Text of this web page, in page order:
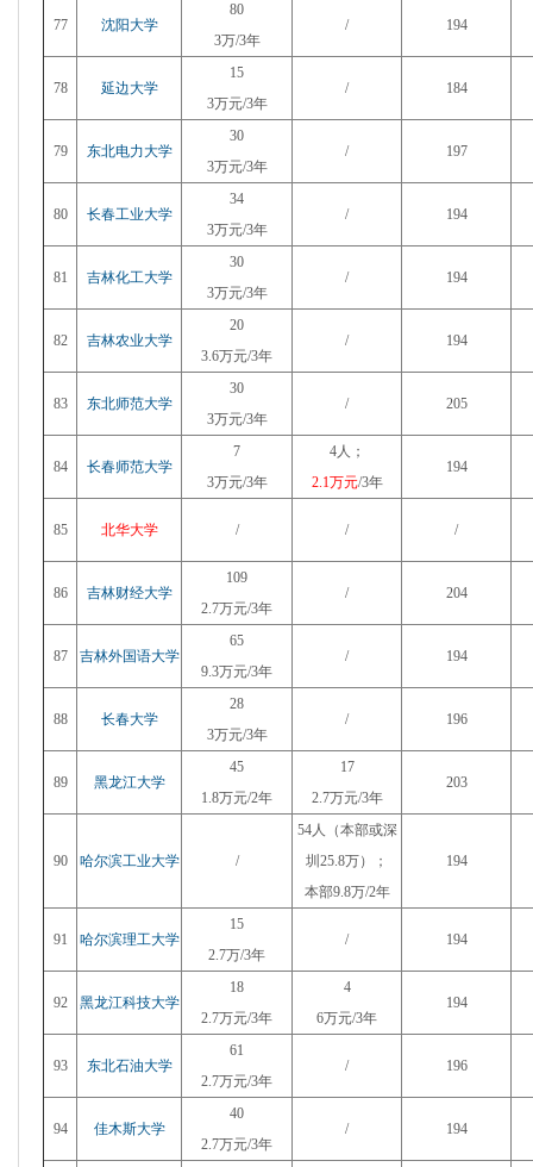
77 沈阳大学
80
3万/3年
/ 194
78 延边大学
15
3万元/3年
/ 184
79 东北电力大学
30
3万元/3年
/ 197
80 长春工业大学
34
3万元/3年
/ 194
81 吉林化工大学
30
3万元/3年
/ 194
82 吉林农业大学
20
3.6万元/3年
/ 194
83 东北师范大学
30
3万元/3年
/ 205
84 长春师范大学
7
3万元/3年
4人；
2.1万元/3年
194
85 北华大学 / / /
86 吉林财经大学
109
2.7万元/3年
/ 204
87 吉林外国语大学
65
9.3万元/3年
/ 194
88 长春大学
28
3万元/3年
/ 196
89 黑龙江大学
45
1.8万元/2年
17
2.7万元/3年
203
90 哈尔滨工业大学 /
54人（本部或深
圳25.8万）；
本部9.8万/2年
194
91 哈尔滨理工大学
15
2.7万/3年
/ 194
92 黑龙江科技大学
18
2.7万元/3年
4
6万元/3年
194
93 东北石油大学
61
2.7万元/3年
/ 196
94 佳木斯大学
40
2.7万元/3年
/ 194